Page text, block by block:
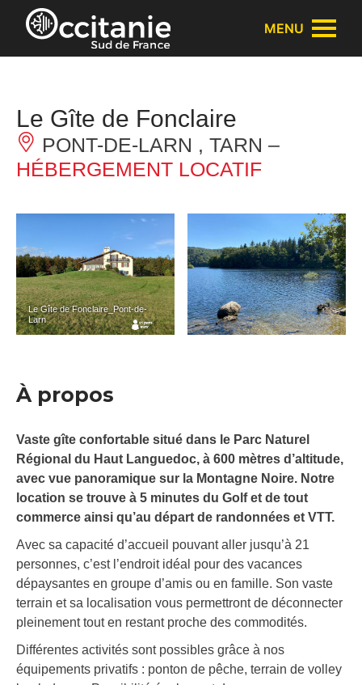
Panneau de gestion des cookies
MENU
Le Gîte de Fonclaire
PONT-DE-LARN , TARN –
HÉBERGEMENT LOCATIF
Le Gîte de Fonclaire_Pont-de-
Larn
À propos
Vaste gîte confortable situé dans le Parc Naturel
Régional du Haut Languedoc, à 600 mètres d’altitude,
avec vue panoramique sur la Montagne Noire. Notre
location se trouve à 5 minutes du Golf et de tout
commerce ainsi qu’au départ de randonnées et VTT.
Avec sa capacité d’accueil pouvant aller jusqu’à 21
personnes, c’est l’endroit idéal pour des vacances
dépaysantes en groupe d’amis ou en famille. Son vaste
terrain et sa localisation vous permettront de déconnecter
pleinement tout en restant proche des commodités.
Différentes activités sont possibles grâce à nos
équipements privatifs : ponton de pêche, terrain de volley